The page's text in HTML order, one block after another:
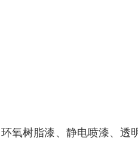
氧树脂漆、静电喷漆、